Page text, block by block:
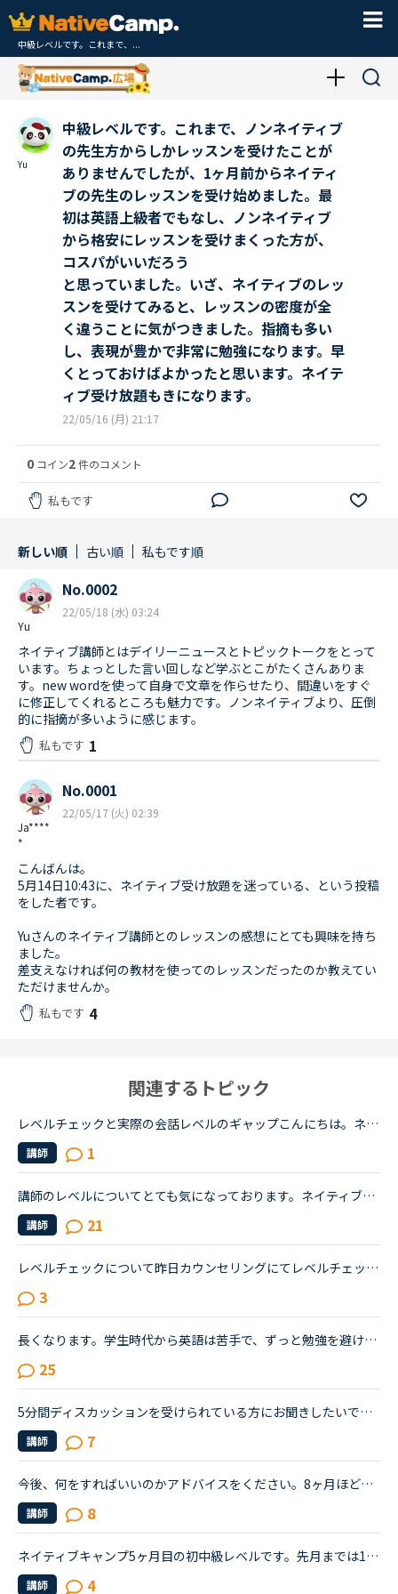
中級レベルです。これまで、...
Yu
中級レベルです。これまで、ノンネイティブ
の先生方からしかレッスンを受けたことが
ありませんでしたが、1ヶ月前からネイティ
ブの先生のレッスンを受け始めました。最
初は英語上級者でもなし、ノンネイティブ
から格安にレッスンを受けまくった方が、
コスパがいいだろう
と思っていました。いざ、ネイティブのレッ
スンを受けてみると、レッスンの密度が全
く違うことに気がつきました。指摘も多い
し、表現が豊かで非常に勉強になります。早
くとっておけばよかったと思います。ネイテ
ィブ受け放題もきになります。
22/05/16 (月) 21:17
0 コイン2件のコメント
私もです
新しい順 古い順 私もです順
Yu
No.0002
22/05/18 (水) 03:24
ネイティブ講師とはデイリーニュースとトピックトークをとって
います。ちょっとした言い回しなど学ぶとこがたくさんありま
す。new wordを使って自身で文章を作らせたり、間違いをすぐ
に修正してくれるところも魅力です。ノンネイティブより、圧倒
的に指摘が多いように感じます。
私もです 1
Ja****
*
No.0001
22/05/17 (火) 02:39
こんばんは。
5月14日10:43に、ネイティブ受け放題を迷っている、という投稿
をした者です。
Yuさんのネイティブ講師とのレッスンの感想にとても興味を持ち
ました。
差支えなければ何の教材を使ってのレッスンだったのか教えてい
ただけませんか。
私もです 4
関連するトピック
レベルチェックと実際の会話レベルのギャップこんにちは。ネイティブキャンプを初めて早1.5年。先生たちのおかげで、先日久しぶりにレベルチェックをやってみたところ、レベル5をいただきました。これは、ネイテ...
講師 1
講師のレベルについてとても気になっております。ネイティブキャンプをはじめて3年です。文法と発音の基礎から始めてきたおかげで、段々と言いたいことを表現でき、先生の話していることもほぼ理解できるようにな...
講師 21
レベルチェックについて昨日カウンセリングにてレベルチェックを受けました。レベル7段階のうちレベル3だと言われちょっとショックを受けています。1年以上やってこのレベルなんだと。そしてカウンセラーの方に今...
3
長くなります。学生時代から英語は苦手で、ずっと勉強を避けてきました。２０代の時にたまたま近くのスクールで受けたTOEICのお試しテストでは、恥ずかしながら170～200程度しかないだろうと言われました。もちろ...
25
5分間ディスカッションを受けられている方にお聞きしたいです。私はネイティブキャンプを始めたばかりの英語初心者です。初心者なので文法の入門から始めましたが、講師の方から「このgrammerは君には簡単すぎる...
講師 7
今後、何をすればいいのかアドバイスをください。8ヶ月ほど前からネイティブキャンプを始めました。最初は本当に先生の言ってることが全然聞き取れず、何を言っていいかもわからない状況でのスタートでした。週30...
講師 8
ネイティブキャンプ5ヶ月目の初中級レベルです。先月までは1日1回、今月は2日に1回レッスンを受けています。フィリピン人の先生とのレッスンでは言ってることも分かり簡単な文だけなら会話を楽しめるようになりま...
講師 4